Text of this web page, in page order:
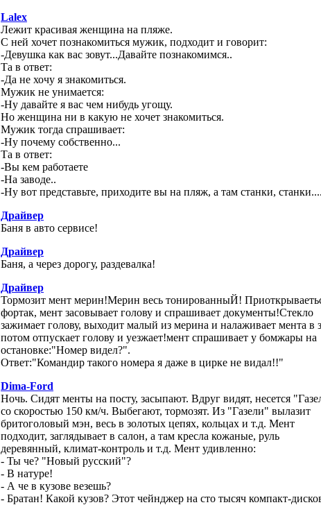
Lalex
Лежит красивая женщина на пляже.
С ней хочет познакомиться мужик, подходит и говорит:
-Девушка как вас зовут...Давайте познакомимся..
Та в ответ:
-Да не хочу я знакомиться.
Мужик не унимается:
-Ну давайте я вас чем нибудь угощу.
Но женщина ни в какую не хочет знакомиться.
Мужик тогда спрашивает:
-Ну почему собственно...
Та в ответ:
-Вы кем работаете
-На заводе..
-Ну вот представьте, приходите вы на пляж, а там станки, станки....
Драйвер
Баня в авто сервисе!
Драйвер
Баня, а через дорогу, раздевалка!
Драйвер
Тормозит мент мерин!Мерин весь тонированныЙ!
фортак, мент засовывает голову и спрашивает документы!Стекло
зажимает голову, выходит малый из мерина и налаживает мента в
потом отпускает голову и уезжает!мент спрашивает у бомжары на
остановке:"Номер видел?".
Ответ:"Командир такого номера я даже в цирке не видал!!"
Dima-Ford
Ночь. Сидят менты на посту, засыпают. Вдруг видят, несется
со скоростью 150 км/ч. Выбегают, тормозят. Из "Газели" вылазит
бритоголовый мэн, весь в золотых цепях, кольцах и т.д. Мент
подходит, заглядывает в салон, а там кресла кожаные, руль
деревянный, климат-контроль и т.д. Мент удивленно:
- Ты че? "Новый русский"?
- В натуре!
- А че в кузове везешь?
- Братан! Какой кузов? Этот чейнджер на сто тысяч компакт-